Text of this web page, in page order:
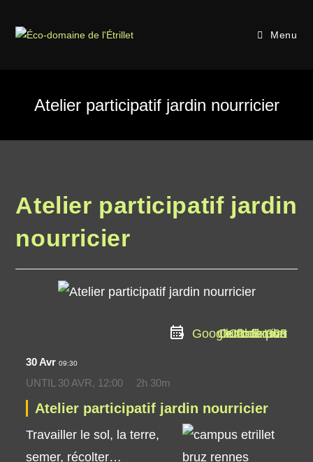
Menu
Atelier participatif jardin nourricier
Atelier participatif jardin
nourricier
iCal Export
Google Calendar
Outlook 365
Outlook Live
30 Avr09:30
UNTIL 30 AVR, 12:00 2h 30m
Atelier participatif jardin nourricier
Travailler le sol, la terre,
semer, récolter…